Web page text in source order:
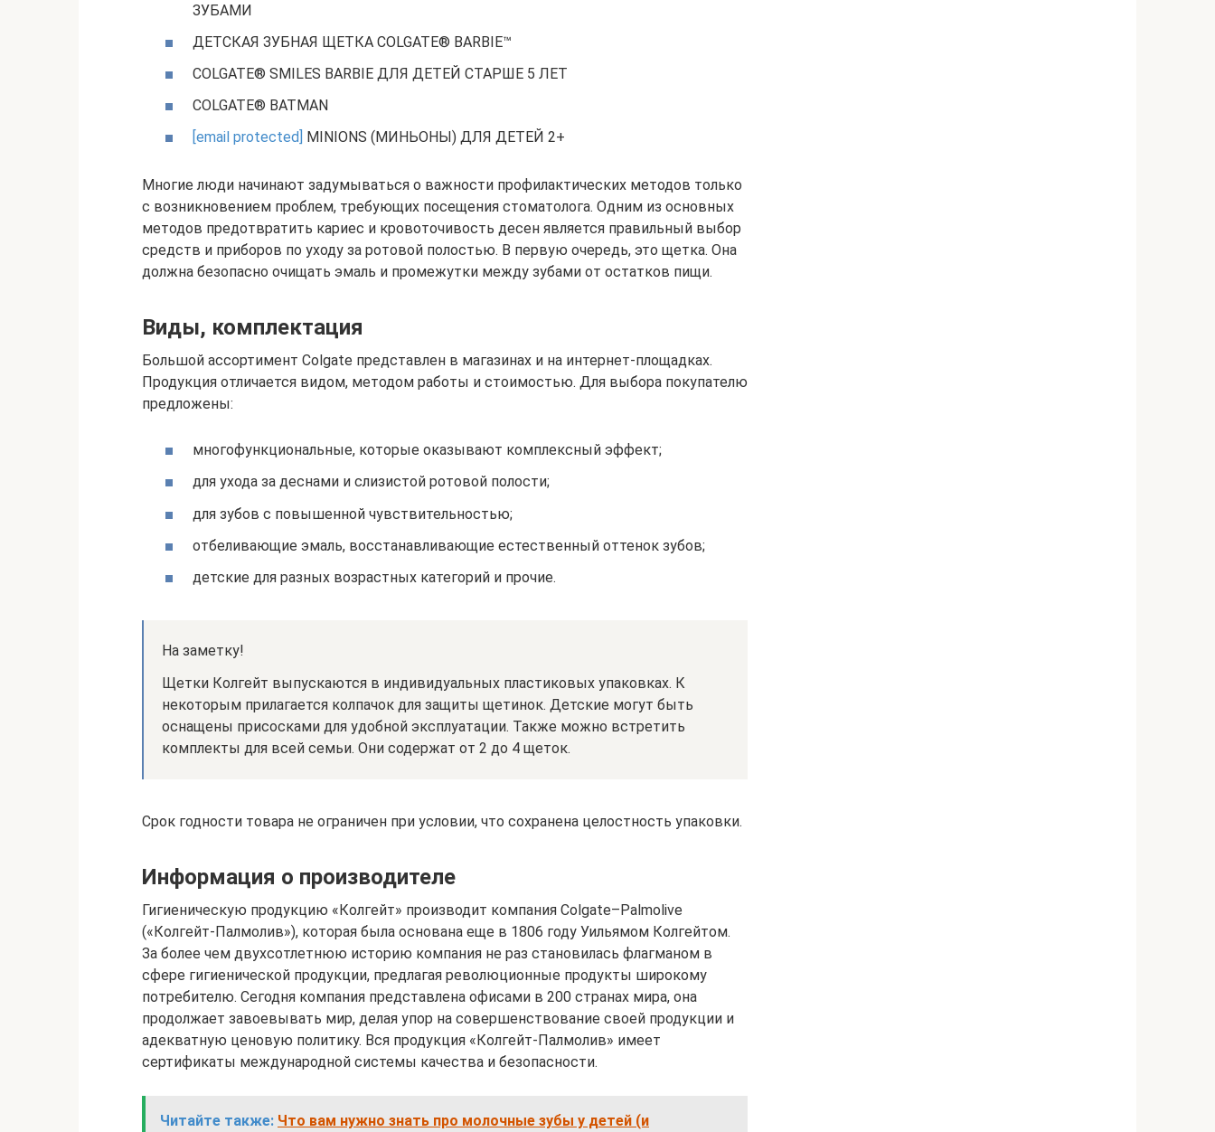
ЗУБАМИ
ДЕТСКАЯ ЗУБНАЯ ЩЕТКА COLGATE® BARBIE™
COLGATE® SMILES BARBIE ДЛЯ ДЕТЕЙ СТАРШЕ 5 ЛЕТ
COLGATE® BATMAN
[email protected]
MINIONS (МИНЬОНЫ) ДЛЯ ДЕТЕЙ 2+
Многие люди начинают задумываться о важности профилактических методов только
с возникновением проблем, требующих посещения стоматолога. Одним из основных
методов предотвратить кариес и кровоточивость десен является правильный выбор
средств и приборов по уходу за ротовой полостью. В первую очередь, это щетка. Она
должна безопасно очищать эмаль и промежутки между зубами от остатков пищи.
Виды, комплектация
Большой ассортимент Colgate представлен в магазинах и на интернет-площадках.
Продукция отличается видом, методом работы и стоимостью. Для выбора покупателю
предложены:
многофункциональные, которые оказывают комплексный эффект;
для ухода за деснами и слизистой ротовой полости;
для зубов с повышенной чувствительностью;
отбеливающие эмаль, восстанавливающие естественный оттенок зубов;
детские для разных возрастных категорий и прочие.
На заметку!
Щетки Колгейт выпускаются в индивидуальных пластиковых упаковках. К
некоторым прилагается колпачок для защиты щетинок. Детские могут быть
оснащены присосками для удобной эксплуатации. Также можно встретить
комплекты для всей семьи. Они содержат от 2 до 4 щеток.
Срок годности товара не ограничен при условии, что сохранена целостность упаковки.
Информация о производителе
Гигиеническую продукцию «Колгейт» производит компания Colgate–Palmolive
(«Колгейт-Палмолив»), которая была основана еще в 1806 году Уильямом Колгейтом.
За более чем двухсотлетнюю историю компания не раз становилась флагманом в
сфере гигиенической продукции, предлагая революционные продукты широкому
потребителю. Сегодня компания представлена офисами в 200 странах мира, она
продолжает завоевывать мир, делая упор на совершенствование своей продукции и
адекватную ценовую политику. Вся продукция «Колгейт-Палмолив» имеет
сертификаты международной системы качества и безопасности.
Читайте также: Что вам нужно знать про молочные зубы у детей (и